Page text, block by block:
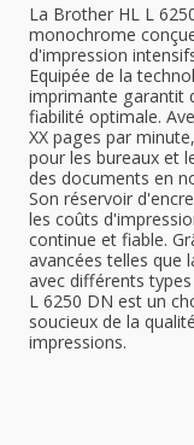
La Brother HL L
monochrome
d'impression
Equipée de la
imprimante garantit
fiabilité optimale.
XX pages par
pour les bureaux et
des documents en
Son réservoir
les coûts
continue et fiable.
avancées telles que
avec différents
L 6250 DN est un
soucieux de la
impressions.